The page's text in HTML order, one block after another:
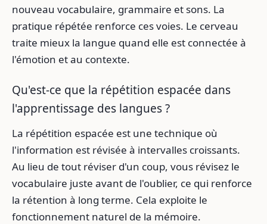
nouveau vocabulaire, grammaire et sons. La
pratique répétée renforce ces voies. Le cerveau
traite mieux la langue quand elle est connectée à
l'émotion et au contexte.
Qu'est-ce que la répétition espacée dans
l'apprentissage des langues ?
La répétition espacée est une technique où
l'information est révisée à intervalles croissants.
Au lieu de tout réviser d'un coup, vous révisez le
vocabulaire juste avant de l'oublier, ce qui renforce
la rétention à long terme. Cela exploite le
fonctionnement naturel de la mémoire.